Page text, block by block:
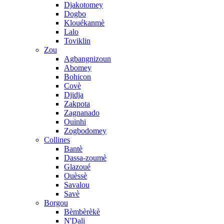
Djakotomey
Dogbo
Klouékanmè
Lalo
Toviklin
Zou
Agbangnizoun
Abomey
Bohicon
Covè
Djidja
Zakpota
Zagnanado
Ouinhi
Zogbodomey
Collines
Bantè
Dassa-zoumè
Glazoué
Ouèssè
Savalou
Savè
Borgou
Bèmbèrèkè
N'Dali